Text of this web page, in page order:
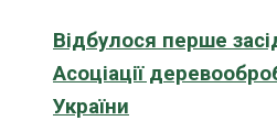
Відбулося перше
Асоціації
України